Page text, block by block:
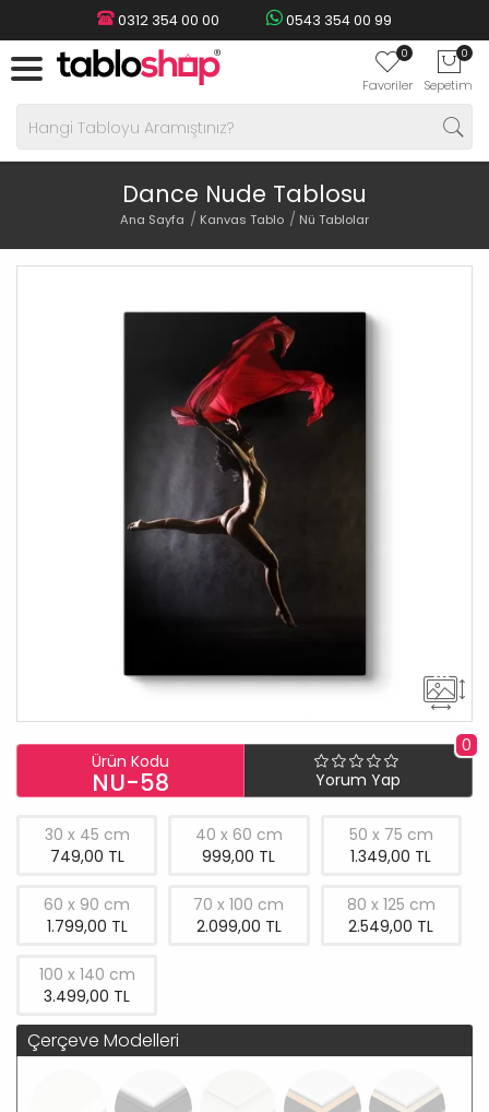
0312 354 00 00 0543 354 00 99
0
Favoriler
0
Sepetim
Dance Nude Tablosu
Ana Sayfa Kanvas Tablo Nü Tablolar
Ürün Kodu
NU-58
0
Yorum Yap
30 x 45 cm
749,00 TL
40 x 60 cm
999,00 TL
50 x 75 cm
1.349,00 TL
60 x 90 cm
1.799,00 TL
70 x 100 cm
2.099,00 TL
80 x 125 cm
2.549,00 TL
100 x 140 cm
3.499,00 TL
Çerçeve Modelleri